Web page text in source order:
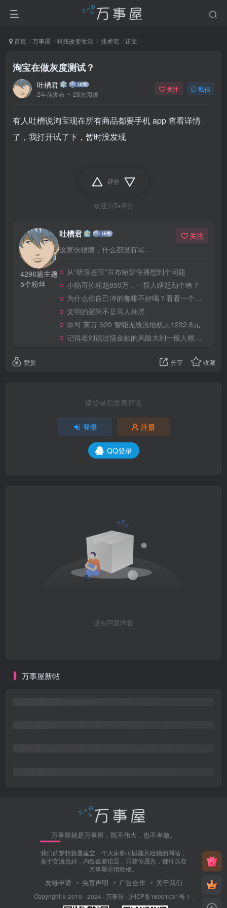
首页 万事屋 科技改变生活 技术宅 正文
淘宝在做灰度测试？
吐槽君
2年前发布 28次阅读
关注 私信
有人吐槽说淘宝现在所有商品都要手机 app 查看详情
了，我打开试了下，暂时没发现
评分
欢迎为Ta评分
4296篇主题
5个粉丝
吐槽君
这家伙很懒，什么都没有写...
关注
从“听泉鉴宝”宣布短暂停播想到个问题
小杨哥掉粉超850万，一群人瞎起劲个啥？
为什么你自己冲的咖啡不好喝？看看一个自媒体博主的分享
文明的逻辑不是骂人抹黑
添可 芙万 S20 智能无线洗地机元1232.8元
记得老刘说过搞金融的风险大到一般人根本承受不起
赞赏 分享 收藏
请登录后发表评论
登录 注册
QQ登录
没有回复内容
万事屋新帖
万事屋就是万事屋，既不伟大，也不卑微。
我们的梦想就是建立一个大家都可以随意吐槽的网站，
善于交流也好，内敛孤僻也罢，只要你愿意，都可以在
万事屋尽情吐槽。
友链申请 免责声明 广告合作 关于我们
Copyright © 2010 - 2024 · 万事屋 · 沪ICP备16001031号-1